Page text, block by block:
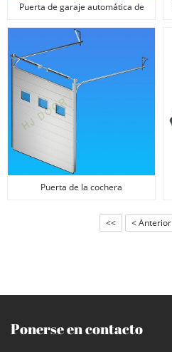
Puerta de garaje automática de
Puerta de la cochera
<< < Anterior
Ponerse en contacto